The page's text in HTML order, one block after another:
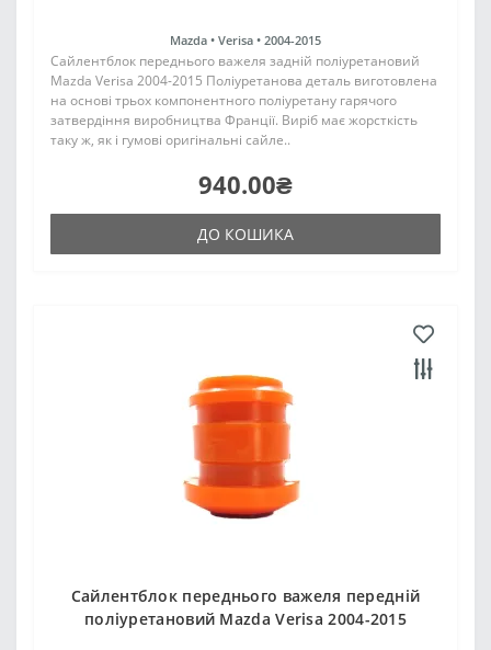
Mazda • Verisa • 2004-2015
Сайлентблок переднього важеля задній поліуретановий
Mazda Verisa 2004-2015 Поліуретанова деталь виготовлена
на основі трьох компонентного поліуретану гарячого
затвердіння виробництва Франції. Виріб має жорсткість
таку ж, як і гумові оригінальні сайле..
940.00₴
ДО КОШИКА
Сайлентблок переднього важеля передній
поліуретановий Mazda Verisa 2004-2015